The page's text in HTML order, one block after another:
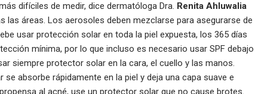
difíciles de medir, dice dermatóloga Dra. Renita Ahluwalia
áreas. Los aerosoles deben mezclarse para asegurarse de
usar protección solar en toda la piel expuesta, los 365 días
mínima, por lo que incluso es necesario usar SPF debajo
siempre protector solar en la cara, el cuello y las manos.
absorbe rápidamente en la piel y deja una capa suave e
al acné, use un protector solar que no cause brotes.